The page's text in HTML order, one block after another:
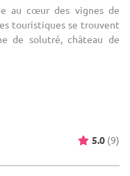
au cœur des vignes de
touristiques se trouvent
de solutré, château de
5.0 (9)